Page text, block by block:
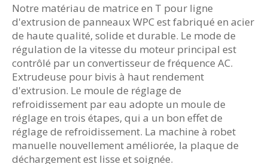
Notre matériau de matrice en T pour ligne
d'extrusion de panneaux WPC est fabriqué en acier
de haute qualité, solide et durable. Le mode de
régulation de la vitesse du moteur principal est
contrôlé par un convertisseur de fréquence AC.
Extrudeuse pour bivis à haut rendement
d'extrusion. Le moule de réglage de
refroidissement par eau adopte un moule de
réglage en trois étapes, qui a un bon effet de
réglage de refroidissement. La machine à robet
manuelle nouvellement améliorée, la plaque de
déchargement est lisse et soignée.